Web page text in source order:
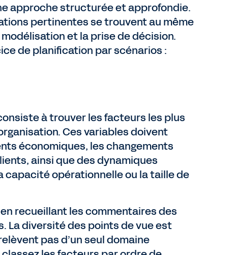
approche structurée et approfondie.
pertinentes se trouvent au même
et la prise de décision.
de planification par scénarios :
à trouver les facteurs les plus
Ces variables doivent
économiques, les changements
ainsi que des dynamiques
opérationnelle ou la taille de
recueillant les commentaires des
La diversité des points de vue est
pas d’un seul domaine